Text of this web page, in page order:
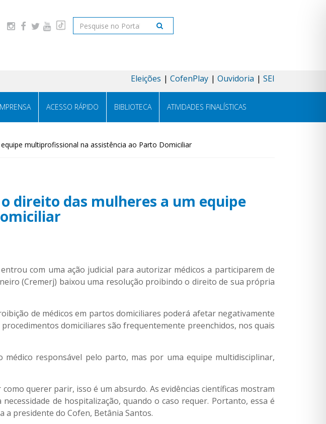
Pesquisar
Eleições CofenPlay Ouvidoria SEI
ACESSO RÁPIDO BIBLIOTECA ATIVIDADES FINALÍSTICAS
multiprofissional na assistência ao Parto Domiciliar
direito das mulheres a um equipe
com uma ação judicial para autorizar médicos a participarem de
(Cremerj) baixou uma resolução proibindo o direito de sua própria
de médicos em partos domiciliares poderá afetar negativamente
domiciliares são frequentemente preenchidos, nos quais
responsável pelo parto, mas por uma equipe multidisciplinar,
querer parir, isso é um absurdo. As evidências científicas mostram
de hospitalização, quando o caso requer. Portanto, essa é
a presidente do Cofen, Betânia Santos.